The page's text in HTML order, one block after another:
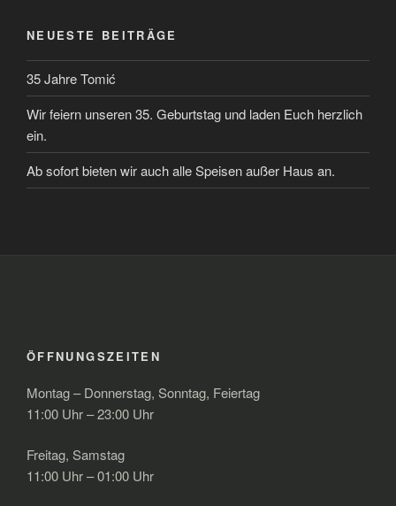
NEUESTE BEITRÄGE
35 Jahre Tomić
Wir feiern unseren 35. Geburtstag und laden Euch herzlich
ein.
Ab sofort bieten wir auch alle Speisen außer Haus an.
ÖFFNUNGSZEITEN
Montag – Donnerstag, Sonntag, Feiertag
11:00 Uhr – 23:00 Uhr
Freitag, Samstag
11:00 Uhr – 01:00 Uhr